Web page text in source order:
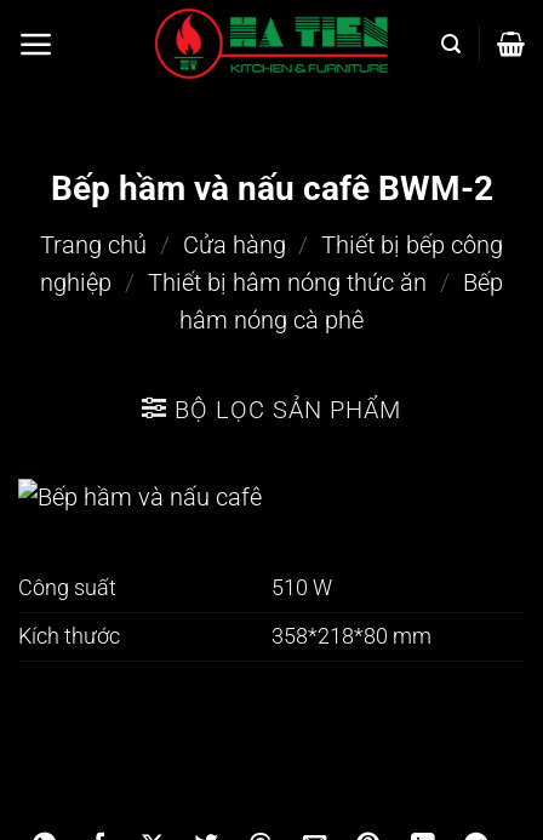
qua
Bếp hầm và nấu cafê BWM-2
Trang chủ / Cửa hàng / Thiết bị bếp công
nghiệp / Thiết bị hâm nóng thức ăn / Bếp
hâm nóng cà phê
BỘ LỌC SẢN PHẨM
Công suất
510 W
Kích thước
358*218*80 mm